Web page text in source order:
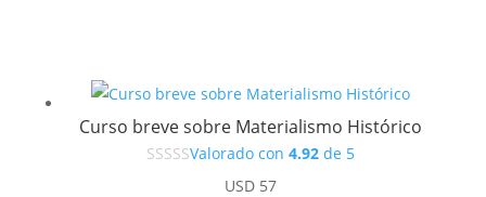
Curso breve sobre Materialismo Histórico
Valorado con 4.92de 5
USD57